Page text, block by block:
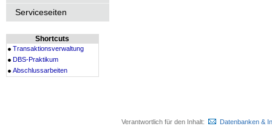
Serviceseiten
Shortcuts
Transaktionsverwaltung
DBS-Praktikum
Abschlussarbeiten
Verantwortlich für den Inhalt: Datenbanken &